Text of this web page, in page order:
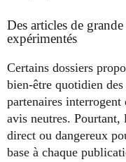
Des articles de
expérimentés
Certains dossiers
bien-être quotidien
partenaires interrogent
avis neutres.
direct ou dangereux
base à chaque